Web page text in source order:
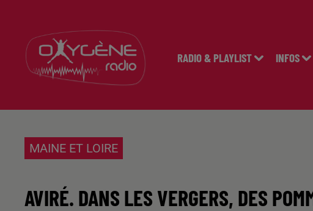
RADIO & PLAYLIST INFOS
MAINE ET LOIRE
AVIRÉ. DANS LES VERGERS, DES